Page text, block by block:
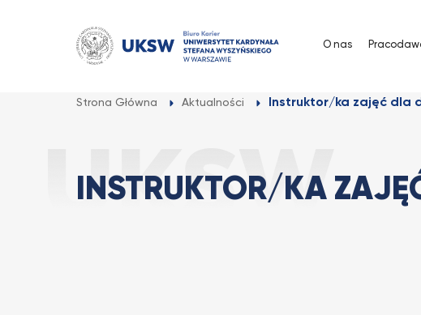
O nas
Strona Główna Aktualności Instruktor/ka zajęć dla
INSTRUKTOR/KA